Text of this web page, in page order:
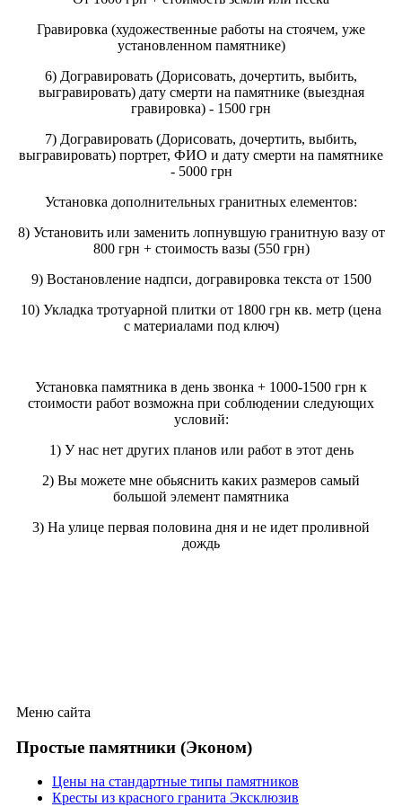
Гравировка (художественные работы на стоячем, уже
установленном памятнике)
6) Догравировать (Дорисовать, дочертить, выбить,
выгравировать) дату смерти на памятнике (выездная
гравировка) - 1500 грн
7) Догравировать (Дорисовать, дочертить, выбить,
выгравировать) портрет, ФИО и дату смерти на памятнике
- 5000 грн
Установка дополнительных гранитных елементов:
8) Установить или заменить лопнувшую гранитную вазу от
800 грн + стоимость вазы (550 грн)
9) Востановление надпси, догравировка текста от 1500
10) Укладка тротуарной плитки от 1800 грн кв. метр (цена
с материалами под ключ)
Установка памятника в день звонка + 1000-1500 грн к
стоимости работ возможна при соблюдении следующих
условий:
1) У нас нет других планов или работ в этот день
2) Вы можете мне обьяснить каких размеров самый
большой элемент памятника
3) На улице первая половина дня и не идет проливной
дождь
Меню сайта
Простые памятники (Эконом)
Цены на стандартные типы памятников
Кресты из красного гранита Эксклюзив